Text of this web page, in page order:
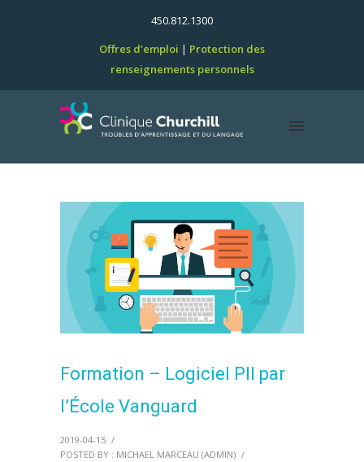
450.812.1300
Offres d’emploi
Protection des
renseignements personnels
Formation – Logiciel PII par
l’École Vanguard
2019-04-15 /
POSTED BY : MICHAEL MARCEAU (ADMIN) /